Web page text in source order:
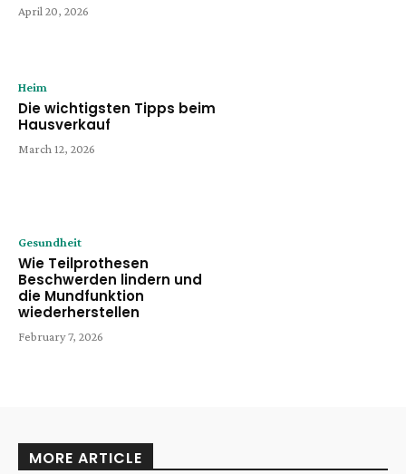
April 20, 2026
Heim
Die wichtigsten Tipps beim
Hausverkauf
March 12, 2026
Gesundheit
Wie Teilprothesen
Beschwerden lindern und
die Mundfunktion
wiederherstellen
February 7, 2026
MORE ARTICLE